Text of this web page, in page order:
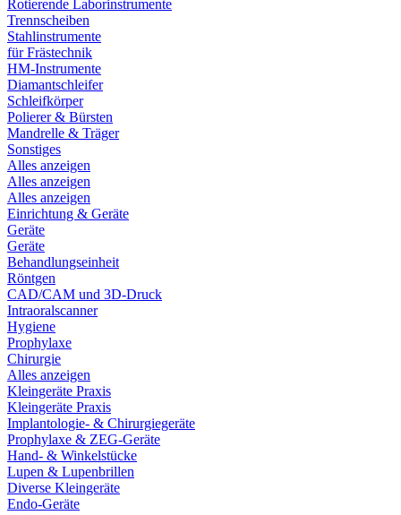
Rotierende Laborinstrumente
Trennscheiben
Stahlinstrumente
für Frästechnik
HM-Instrumente
Diamantschleifer
Schleifkörper
Polierer & Bürsten
Mandrelle & Träger
Sonstiges
Alles anzeigen
Alles anzeigen
Alles anzeigen
Einrichtung & Geräte
Geräte
Geräte
Behandlungseinheit
Röntgen
CAD/CAM und 3D-Druck
Intraoralscanner
Hygiene
Prophylaxe
Chirurgie
Alles anzeigen
Kleingeräte Praxis
Kleingeräte Praxis
Implantologie- & Chirurgiegeräte
Prophylaxe & ZEG-Geräte
Hand- & Winkelstücke
Lupen & Lupenbrillen
Diverse Kleingeräte
Endo-Geräte